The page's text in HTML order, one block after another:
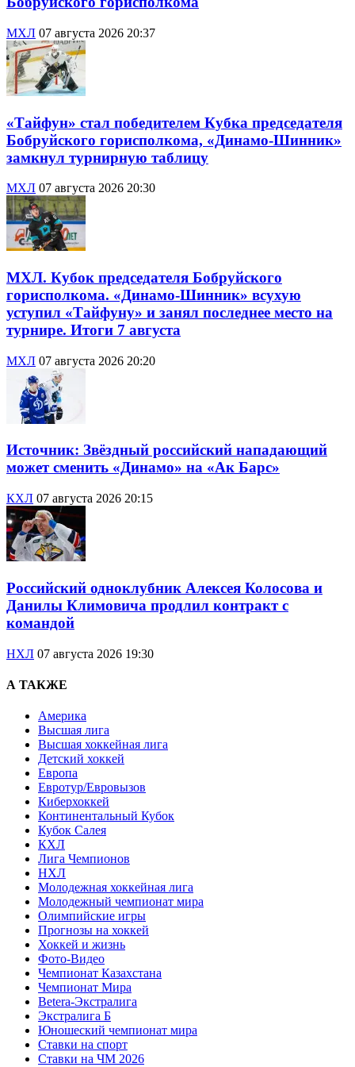
МХЛ 07 августа 2026 20:37
«Тайфун» стал победителем Кубка председателя
Бобруйского горисполкома, «Динамо-Шинник»
замкнул турнирную таблицу
МХЛ 07 августа 2026 20:30
МХЛ. Кубок председателя Бобруйского
горисполкома. «Динамо-Шинник» всухую
уступил «Тайфуну» и занял последнее место на
турнире. Итоги 7 августа
МХЛ 07 августа 2026 20:20
Источник: Звёздный российский нападающий
может сменить «Динамо» на «Ак Барс»
КХЛ 07 августа 2026 20:15
Российский одноклубник Алексея Колосова и
Данилы Климовича продлил контракт с
командой
НХЛ 07 августа 2026 19:30
А ТАКЖЕ
Америка
Высшая лига
Высшая хоккейная лига
Детский хоккей
Европа
Евротур/Евровызов
Киберхоккей
Континентальный Кубок
Кубок Салея
КХЛ
Лига Чемпионов
НХЛ
Молодежная хоккейная лига
Молодежный чемпионат мира
Олимпийские игры
Прогнозы на хоккей
Хоккей и жизнь
Фото-Видео
Чемпионат Казахстана
Чемпионат Мира
Betera-Экстралига
Экстралига Б
Юношеский чемпионат мира
Ставки на спорт
Ставки на ЧМ 2026